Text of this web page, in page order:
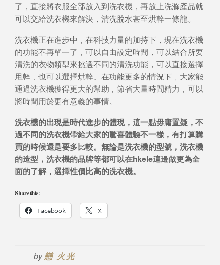
了，直接將衣服全部放入到洗衣機，再放上洗滌產品就
可以交給洗衣機來解決，清洗脫水甚至烘幹一條龍。
洗衣機正在進步中，在科技力量的加持下，現在洗衣機
的功能不再單一了，可以自由設定時間，可以結合所要
清洗的衣物類型來挑選不同的清洗功能，可以直接選擇
甩幹，也可以選擇烘幹。在功能更多的情況下，大家能
通過洗衣機獲得更大的幫助，節省大量時間精力，可以
將時間用於更有意義的事情。
洗衣機的出現是時代進步的體現，這一點毋庸置疑，不
過不同的洗衣機帶給大家的驚喜體驗不一樣，有打算購
買的時候還是要多比較。無論是洗衣機的型號，洗衣機
的造型，洗衣機的品牌等都可以在hkele這邊做更為全
面的了解，選擇性價比高的洗衣機。
Share this:
Facebook X
by戀 火光